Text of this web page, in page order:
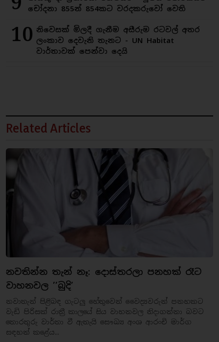
චෝදනා 855න් 854කට වරදකරුවෝ වෙති
10 නිවෙසක් මිලදී ගැනීම අසීරුම රටවල් අතර
ලංකාව දෙවැනි තැනට - UN Habitat
වාර්තාවක් පෙන්වා දෙයි
Related Articles
නවතින්න තැන් නෑ: දොස්තරලා පනහක් රෑට
වාහනවල ’’බුදි’
නවාතැන් පිළිබඳ ගැටලු හේතුවෙන් වෛද්‍යවරුන් පනහකට
වැඩි පිරිසක් රාත්‍රී කාලයේ සිය වාහනවල නිදාගන්නා බවට
තොරතුරු වාර්තා වී ඇතැයි සෞඛ්‍ය අංශ ආරංචි මාර්ග
සඳහන් කළේය...